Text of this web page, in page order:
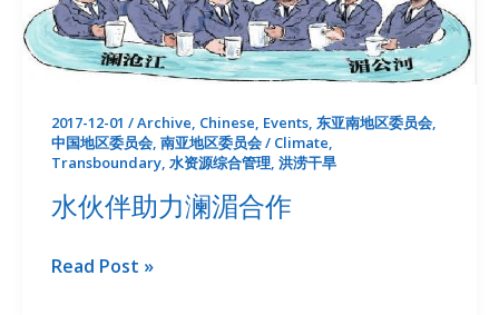
–
Field
Investigation
in
Sichuan
Province
2017-12-01 /Archive, Chinese, Events, 东亚南地区委员会,
中国地区委员会, 南亚地区委员会/ Climate,
Transboundary, 水资源综合管理, 洪涝干旱
水伙伴助力澜湄合作
水
Read Post »